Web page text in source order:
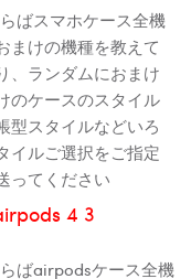
ばスマホケース全機
まけの機種を教えて
、ランダムにおまけ
のケースのスタイル
型スタイルなどいろ
イルご選択をご指定
ってください
4 3
ばairpodsケース全機